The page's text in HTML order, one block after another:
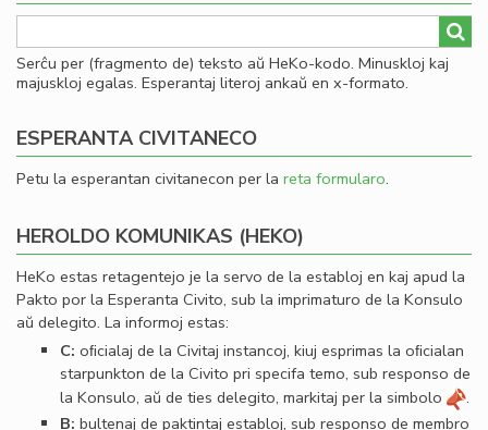
Serĉu per (fragmento de) teksto aŭ HeKo-kodo. Minuskloj kaj
majuskloj egalas. Esperantaj literoj ankaŭ en x-formato.
ESPERANTA CIVITANECO
Petu la esperantan civitanecon per la reta formularo.
HEROLDO KOMUNIKAS (HEKO)
HeKo estas retagentejo je la servo de la establoj en kaj apud la
Pakto por la Esperanta Civito, sub la imprimaturo de la Konsulo
aŭ delegito. La informoj estas:
C: oﬁcialaj de la Civitaj instancoj, kiuj esprimas la oﬁcialan
starpunkton de la Civito pri specifa temo, sub responso de
la Konsulo, aŭ de ties delegito, markitaj per la simbolo
.
B: bultenaj de paktintaj establoj, sub responso de membro